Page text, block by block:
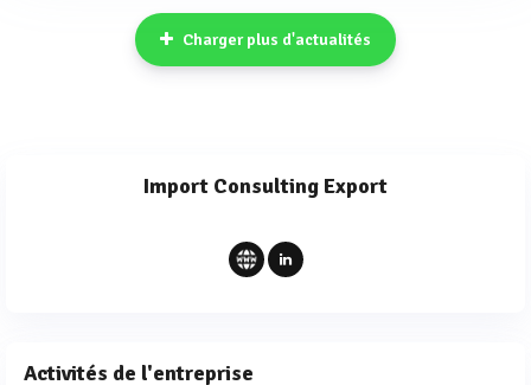
Charger plus d'actualités
Import Consulting Export
Activités de l'entreprise